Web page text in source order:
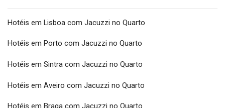
Hotéis em Lisboa com Jacuzzi no Quarto
Hotéis em Porto com Jacuzzi no Quarto
Hotéis em Sintra com Jacuzzi no Quarto
Hotéis em Aveiro com Jacuzzi no Quarto
Hotéis em Braga com Jacuzzi no Quarto